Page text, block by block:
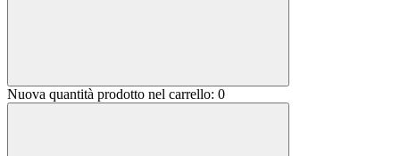
Nuova quantità prodotto nel carrello: 0